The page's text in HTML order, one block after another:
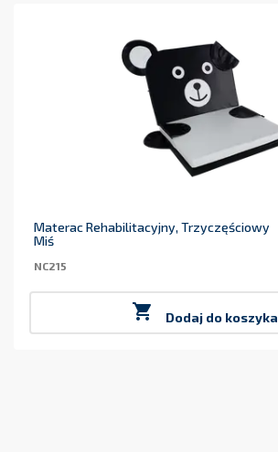
Materac Rehabilitacyjny, Trzyczęściowy
Miś
NC215
 Dodaj do koszyka